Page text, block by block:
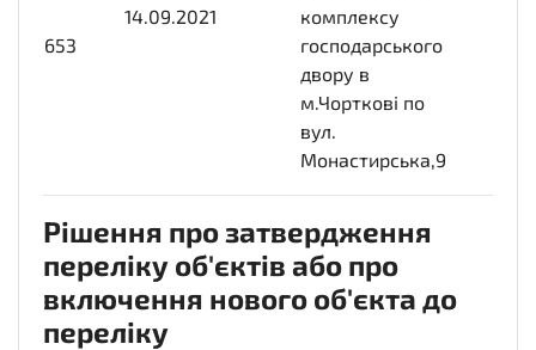
653
14.09.2021
комплексу
господарського
двору в
м.Чорткові по
вул.
Монастирська,9
Рішення про затвердження
переліку об'єктів або про
включення нового об'єкта до
переліку